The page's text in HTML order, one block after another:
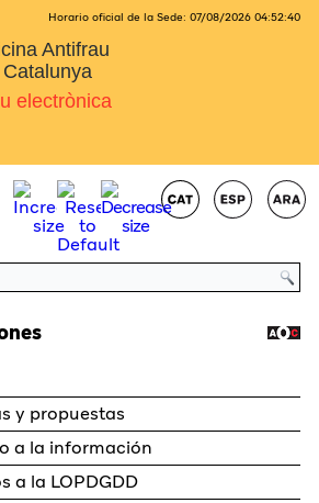
Horario oficial de la Sede: 07/08/2026 04:52:40
Antifrau
electrònica
y propuestas
a la información
a la LOPDGDD